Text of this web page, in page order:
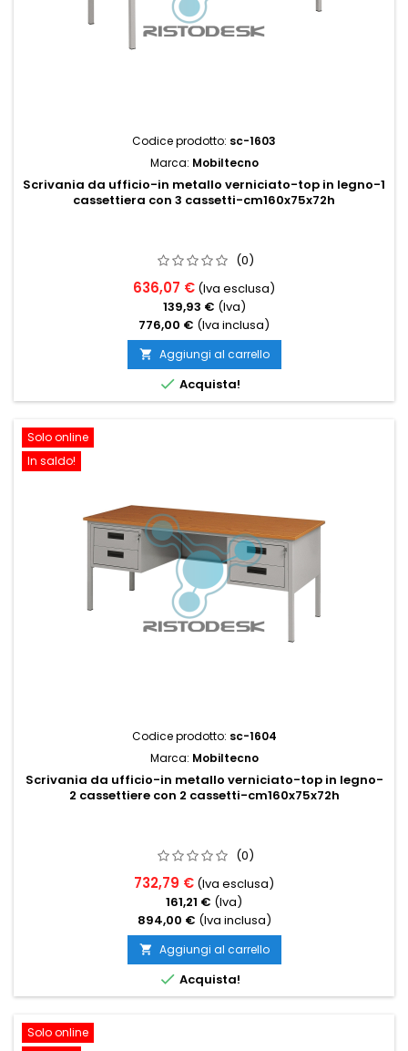
Codice prodotto: sc-1603
Marca: Mobiltecno
Scrivania da ufficio-in metallo verniciato-top in legno-1
cassettiera con 3 cassetti-cm160x75x72h
(0)
636,07 € (Iva esclusa)
139,93 € (Iva)
776,00 € (Iva inclusa)
 Aggiungi al carrello
 Acquista!
Solo online
In saldo!
Codice prodotto: sc-1604
Marca: Mobiltecno
Scrivania da ufficio-in metallo verniciato-top in legno-
2 cassettiere con 2 cassetti-cm160x75x72h
(0)
732,79 € (Iva esclusa)
161,21 € (Iva)
894,00 € (Iva inclusa)
 Aggiungi al carrello
 Acquista!
Solo online